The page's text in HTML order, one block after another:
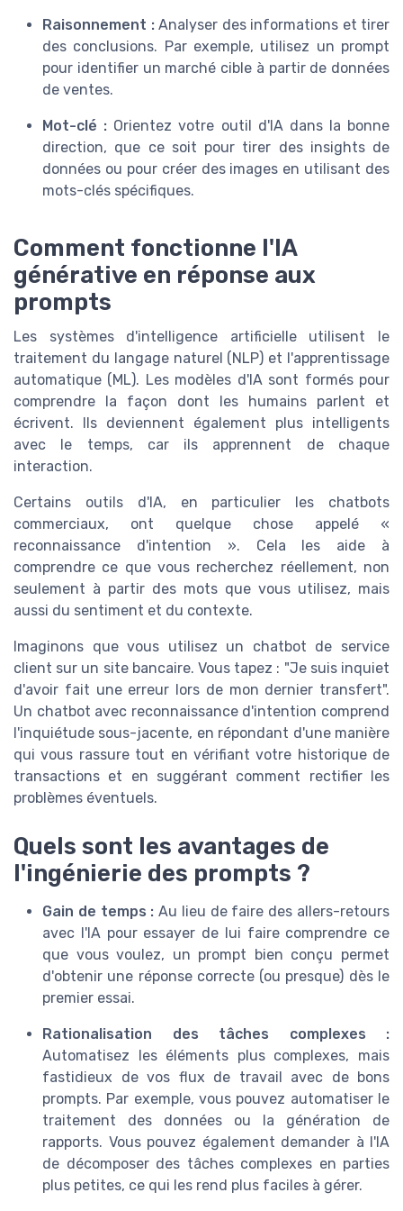
Raisonnement :Analyser des informations et tirer
des conclusions. Par exemple, utilisez un prompt
pour identifier un marché cible à partir de données
de ventes.
Mot-clé : Orientez votre outil d'IA dans la bonne
direction, que ce soit pour tirer des insights de
données ou pour créer des images en utilisant des
mots-clés spécifiques.
Comment fonctionne l'IA
générative en réponse aux
prompts
Les systèmes d'intelligence artificielle utilisent le
traitement du langage naturel (NLP) et l'apprentissage
automatique (ML). Les modèles d'IA sont formés pour
comprendre la façon dont les humains parlent et
écrivent. Ils deviennent également plus intelligents
avec le temps, car ils apprennent de chaque
interaction.
Certains outils d'IA, en particulier les chatbots
commerciaux, ont quelque chose appelé «
reconnaissance d'intention ». Cela les aide à
comprendre ce que vous recherchez réellement, non
seulement à partir des mots que vous utilisez, mais
aussi du sentiment et du contexte.
Imaginons que vous utilisez un chatbot de service
client sur un site bancaire. Vous tapez : "Je suis inquiet
d'avoir fait une erreur lors de mon dernier transfert".
Un chatbot avec reconnaissance d'intention comprend
l'inquiétude sous-jacente, en répondant d'une manière
qui vous rassure tout en vérifiant votre historique de
transactions et en suggérant comment rectifier les
problèmes éventuels.
Quels sont les avantages de
l'ingénierie des prompts ?
Gain de temps : Au lieu de faire des allers-retours
avec l'IA pour essayer de lui faire comprendre ce
que vous voulez, un prompt bien conçu permet
d'obtenir une réponse correcte (ou presque) dès le
premier essai.
Rationalisation des tâches complexes :
Automatisez les éléments plus complexes, mais
fastidieux de vos flux de travail avec de bons
prompts. Par exemple, vous pouvez automatiser le
traitement des données ou la génération de
rapports. Vous pouvez également demander à l'IA
de décomposer des tâches complexes en parties
plus petites, ce qui les rend plus faciles à gérer.